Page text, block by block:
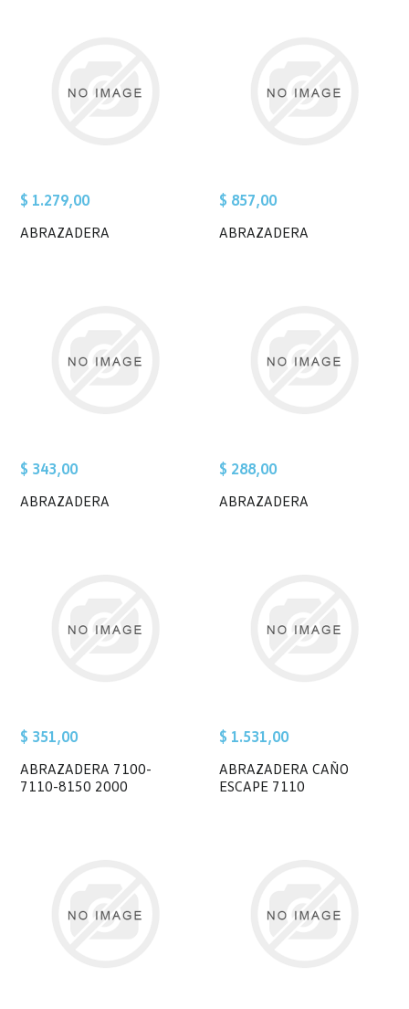
$ 1.279,00
ABRAZADERA
$ 857,00
ABRAZADERA
$ 343,00
ABRAZADERA
$ 288,00
ABRAZADERA
$ 351,00
ABRAZADERA 7100-
7110-8150 2000
$ 1.531,00
ABRAZADERA CAÑO
ESCAPE 7110